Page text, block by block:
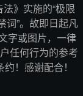
》实施的“极限
词”。故即日起凡
字或图片，一律
任何行为的参考
！感谢配合！